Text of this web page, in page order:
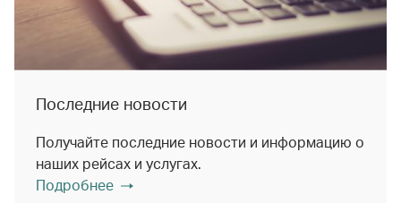
Последние новости
Получайте последние новости и информацию о
наших рейсах и услугах.
Подробнее